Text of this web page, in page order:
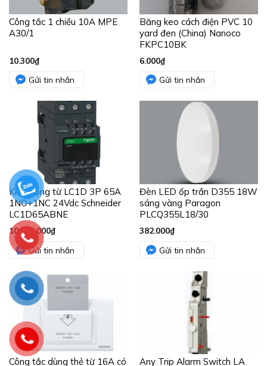
Công tắc 1 chiều 10A MPE
A30/1
10.300₫
Gửi tin nhắn
Băng keo cách điện PVC 10
yard đen (China) Nanoco
FKPC10BK
6.000₫
Gửi tin nhắn
Khởi động từ LC1D 3P 65A
1NO+1NC 24Vdc Schneider
LC1D65ABNE
10.340.000₫
Gửi tin nhắn
Đèn LED ốp trần D355 18W
sáng vàng Paragon
PLCQ355L18/30
382.000₫
Gửi tin nhắn
Công tắc dùng thẻ từ 16A có Any Trip Alarm Switch LA